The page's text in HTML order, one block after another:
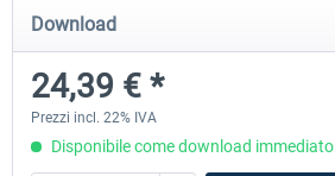
Download
24,39 € *
Prezzi incl. 22% IVA
Disponibile come download immediato